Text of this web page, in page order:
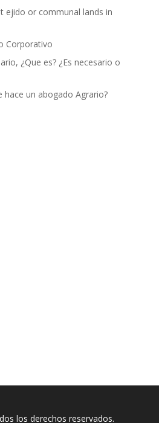
ejido or communal lands in
Corporativo
¿Que es? ¿Es necesario o
hace un abogado Agrario?
los derechos reservados.